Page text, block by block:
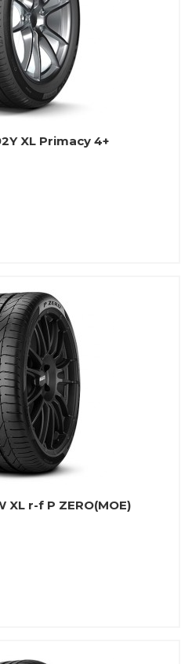
XL Primacy 4+
XL r-f P ZERO(MOE)